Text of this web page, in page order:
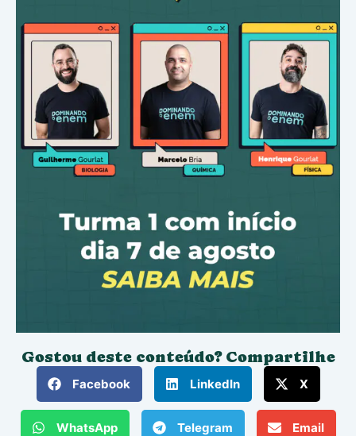
Gostou deste conteúdo? Compartilhe
Facebook LinkedIn X
WhatsApp Telegram Email